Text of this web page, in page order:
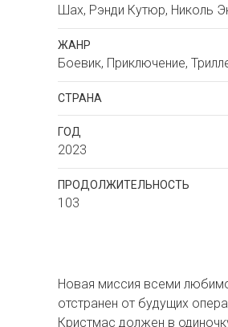
Шах, Рэнди Кутюр, Николь
ЖАНР
Боевик, Приключение,
СТРАНА
ГОД
2023
ПРОДОЛЖИТЕЛЬНОСТЬ
103
Новая миссия всеми
отстранен от будущих
Кристмас должен в